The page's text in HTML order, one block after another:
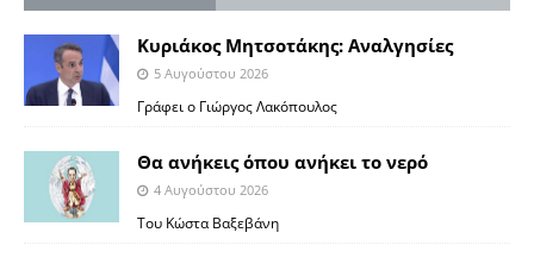
Κυριάκος Μητσοτάκης: Αναλγησίες
5 Αυγούστου 2026
Γράφει ο Γιώργος Λακόπουλος
Θα ανήκεις όπου ανήκει το νερό
4 Αυγούστου 2026
Του Κώστα Βαξεβάνη